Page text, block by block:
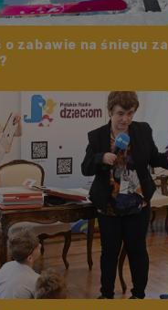
zabawie na śniegu za